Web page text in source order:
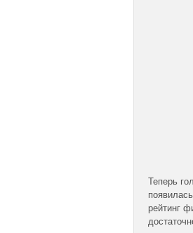
Теперь
рейтинг